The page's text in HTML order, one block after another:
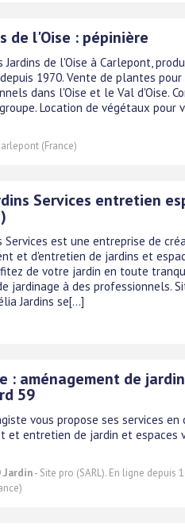
de l'Oise : pépinière
Jardins de l'Oise à Carlepont,
1970. Vente de plantes
dans l'Oise et le Val d'Oise.
Location de végétaux pour
(France)
Services entretien
Services est une entreprise de
et d'entretien de jardins et
de votre jardin en toute
jardinage à des professionnels.
Jardins se[...]
: aménagement de
59
vous propose ses services en
et entretien de jardin et espaces
- Site pro (SARL). En ligne depuis